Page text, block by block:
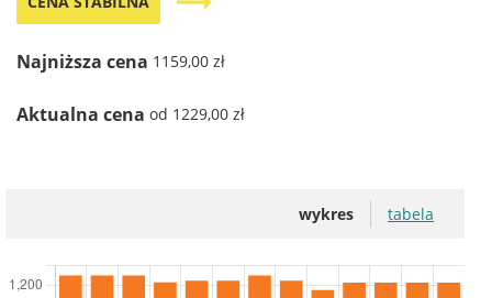
Najniższa cena 1159,00 zł
Aktualna cena od 1229,00 zł
wykres tabela